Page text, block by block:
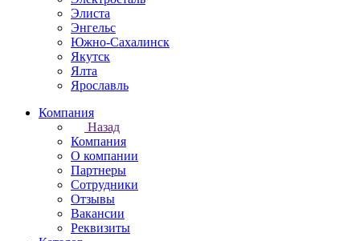
Элиста
Энгельс
Южно-Сахалинск
Якутск
Ялта
Ярославль
Компания
Назад
Компания
О компании
Партнеры
Сотрудники
Отзывы
Вакансии
Реквизиты